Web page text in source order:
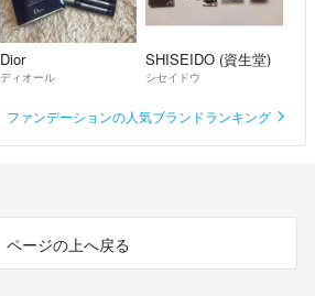
Dior
ディオール
SHISEIDO (資生堂)
シセイドウ
ファンデーションの人気ブランドランキング
ページの上へ戻る